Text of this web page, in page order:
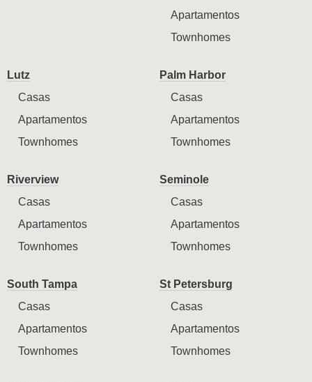
Apartamentos
Townhomes
Lutz
Casas
Apartamentos
Townhomes
Palm Harbor
Casas
Apartamentos
Townhomes
Riverview
Casas
Apartamentos
Townhomes
Seminole
Casas
Apartamentos
Townhomes
South Tampa
Casas
Apartamentos
Townhomes
St Petersburg
Casas
Apartamentos
Townhomes